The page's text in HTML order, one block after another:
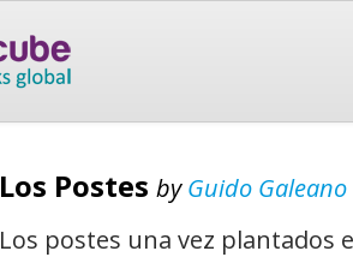
Los Postes byGuido Galeano
Los postes una vez